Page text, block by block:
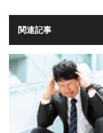
関連記事